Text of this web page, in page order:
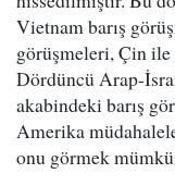
Vietnam barış
görüşmeleri, Çin ile
Dördüncü Arap-
akabindeki barış
Amerika
onu görmek